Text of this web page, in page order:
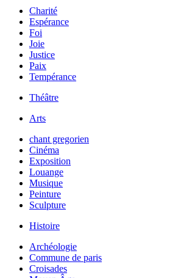
Charité
Espérance
Foi
Joie
Justice
Paix
Tempérance
Théâtre
Arts
chant gregorien
Cinéma
Exposition
Louange
Musique
Peinture
Sculpture
Histoire
Archéologie
Commune de paris
Croisades